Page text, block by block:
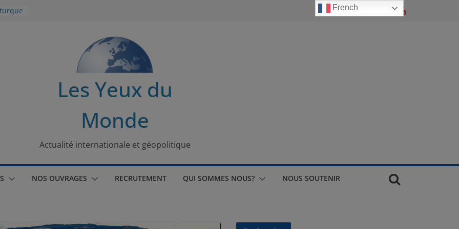
Les Yeux du
Monde
Actualité internationale et géopolitique
NOS OUVRAGES RECRUTEMENT QUI SOMMES NOUS? NOUS SOUTENIR
French